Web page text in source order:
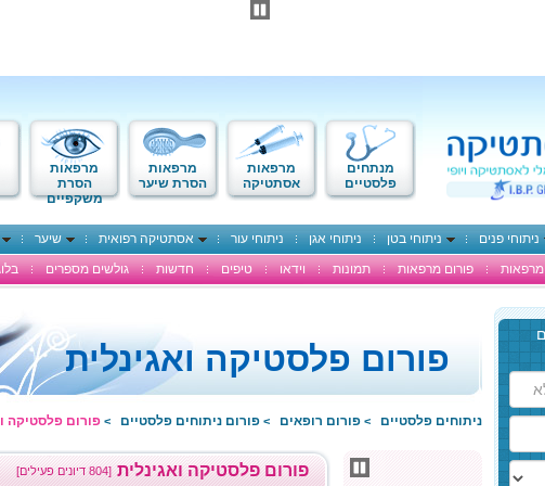
מנתחים
פלסטיים
מרפאות
אסתטיקה
מרפאות
הסרת שיער
מרפאות
הסרת
משקפיים
ניתוחי פנים ניתוחי בטן ניתוחי אגן ניתוחי עור אסתטיקה רפואית שיער
מרפאות פורום מרפאות תמונות וידאו טיפים חדשות גולשים מספרים
פורום פלסטיקה ואגינלית
ניתוחים פלסטיים > פורום רופאים > פורום ניתוחים פלסטיים > פורום פלסטיקה
[804 דיונים פעילים] פורום פלסטיקה ואגינלית